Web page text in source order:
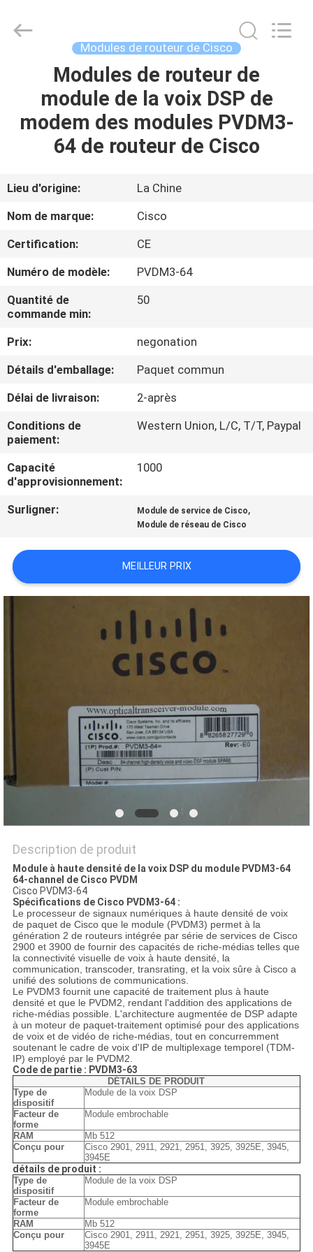
MAISON
VIDÉOS
À
PROPOS
DE
VISITE
DE
L'USINE
CONTRÔLE
DE
LA
NOUS
CONTACTER
NOUVELLES
AFFAIRES
SITEMAP
DE
CONFIDENTIALITÉ
Equipment
Modules de routeur de Cisco
Modules de routeur de
module de la voix DSP de
modem des modules PVDM3-
64 de routeur de Cisco
Lieu d'origine:
La Chine
Nom de marque:
Cisco
Certification:
CE
Numéro de modèle:
PVDM3-64
Quantité de
commande min:
50
Prix:
negonation
Détails d'emballage:
Paquet commun
Délai de livraison:
2-après
Conditions de
paiement:
Western Union, L/C, T/T, Paypal
Capacité
d'approvisionnement:
1000
Surligner: Module de service de Cisco,
Module de réseau de Cisco
MEILLEUR PRIX
Description de produit
Module à haute densité de la voix DSP du module PVDM3-64
64-channel de Cisco PVDM
Cisco PVDM3-64
Spécifications de Cisco PVDM3-64 :
Le processeur de signaux numériques à haute densité de voix
de paquet de Cisco que le module (PVDM3) permet à la
génération 2 de routeurs intégrée par série de services de Cisco
2900 et 3900 de fournir des capacités de riche-médias telles que
la connectivité visuelle de voix à haute densité, la
communication, transcoder, transrating, et la voix sûre à Cisco a
unifié des solutions de communications.
Le PVDM3 fournit une capacité de traitement plus à haute
densité et que le PVDM2, rendant l'addition des applications de
riche-médias possible. L'architecture augmentée de DSP adapte
à un moteur de paquet-traitement optimisé pour des applications
de voix et de vidéo de riche-médias, tout en concurremment
soutenant le cadre de voix d'IP de multiplexage temporel (TDM-
IP) employé par le PVDM2.
Code de partie : PVDM3-63
DÉTAILS DE PRODUIT
Type de
dispositif
Module de la voix DSP
Facteur de
forme
Module embrochable
RAM
Mb 512
Conçu pour
Cisco 2901, 2911, 2921, 2951, 3925, 3925E, 3945,
3945E
détails de produit :
Type de
dispositif
Module de la voix DSP
Facteur de
forme
Module embrochable
RAM
Mb 512
Conçu pour
Cisco 2901, 2911, 2921, 2951, 3925, 3925E, 3945,
3945E